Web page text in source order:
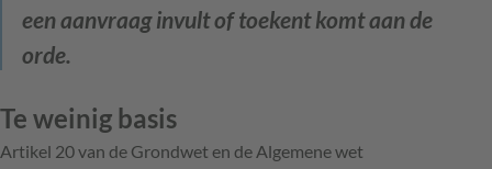
een aanvraag invult of toekent komt aan de
orde.
Te weinig basis
Artikel 20 van de Grondwet en de Algemene wet